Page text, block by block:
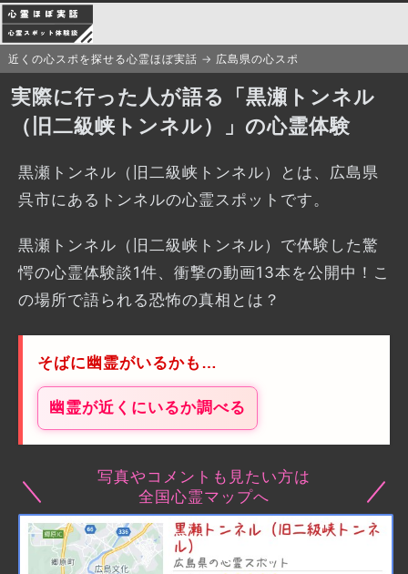
近くの心スポを探せる心霊ほぼ実話 広島県の心スポ
実際に行った人が語る「黒瀬トンネル
（旧二級峡トンネル）」の心霊体験
黒瀬トンネル（旧二級峡トンネル）とは、広島県
呉市にあるトンネルの心霊スポットです。
黒瀬トンネル（旧二級峡トンネル）で体験した驚
愕の心霊体験談1件、衝撃の動画13本を公開中！こ
の場所で語られる恐怖の真相とは？
そばに幽霊がいるかも…
幽霊が近くにいるか調べる
写真やコメントも見たい方は
全国心霊マップへ